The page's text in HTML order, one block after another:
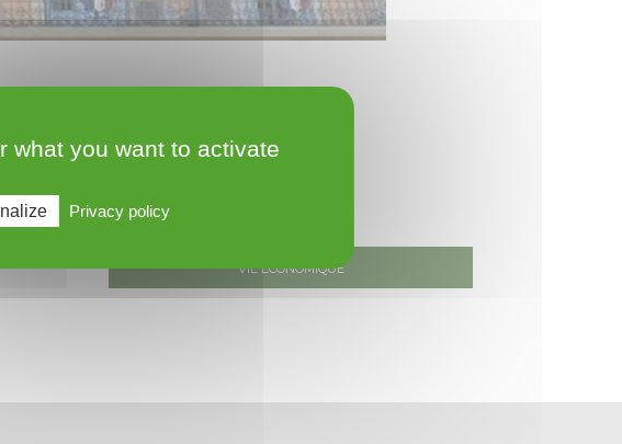
Vie économique
what you want to activate
Privacy policy